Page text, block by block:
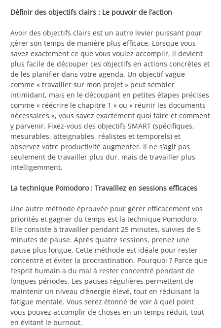
Définir des objectifs clairs : Le pouvoir de l’action
Avoir des objectifs clairs est un autre levier puissant pour
gérer son temps de manière plus efficace. Lorsque vous
savez exactement ce que vous voulez accomplir, il devient
plus facile de découper ces objectifs en actions concrètes et
de les planifier dans votre agenda. Un objectif vague
comme « travailler sur mon projet » peut sembler
intimidant, mais en le découpant en petites étapes précises
comme « réécrire le chapitre 1 » ou « réunir les documents
nécessaires », vous savez exactement quoi faire et comment
y parvenir. Fixez-vous des objectifs SMART (spécifiques,
mesurables, atteignables, réalistes et temporels) et
observez votre productivité augmenter. Il ne s’agit pas
seulement de travailler plus dur, mais de travailler plus
intelligemment.
La technique Pomodoro : Travaillez en sessions efficaces
Une autre méthode éprouvée pour gérer efficacement vos
priorités et gagner du temps est la technique Pomodoro.
Elle consiste à travailler pendant 25 minutes, suivies de 5
minutes de pause. Après quatre sessions, prenez une
pause plus longue. Cette méthode est idéale pour rester
concentré et éviter la procrastination. Pourquoi ? Parce que
l’esprit humain a du mal à rester concentré pendant de
longues périodes. Les pauses régulières permettent de
maintenir un niveau d’énergie élevé, tout en réduisant la
fatigue mentale. Vous serez étonné de voir à quel point
vous pouvez accomplir de choses en un temps réduit, tout
en évitant le burnout.